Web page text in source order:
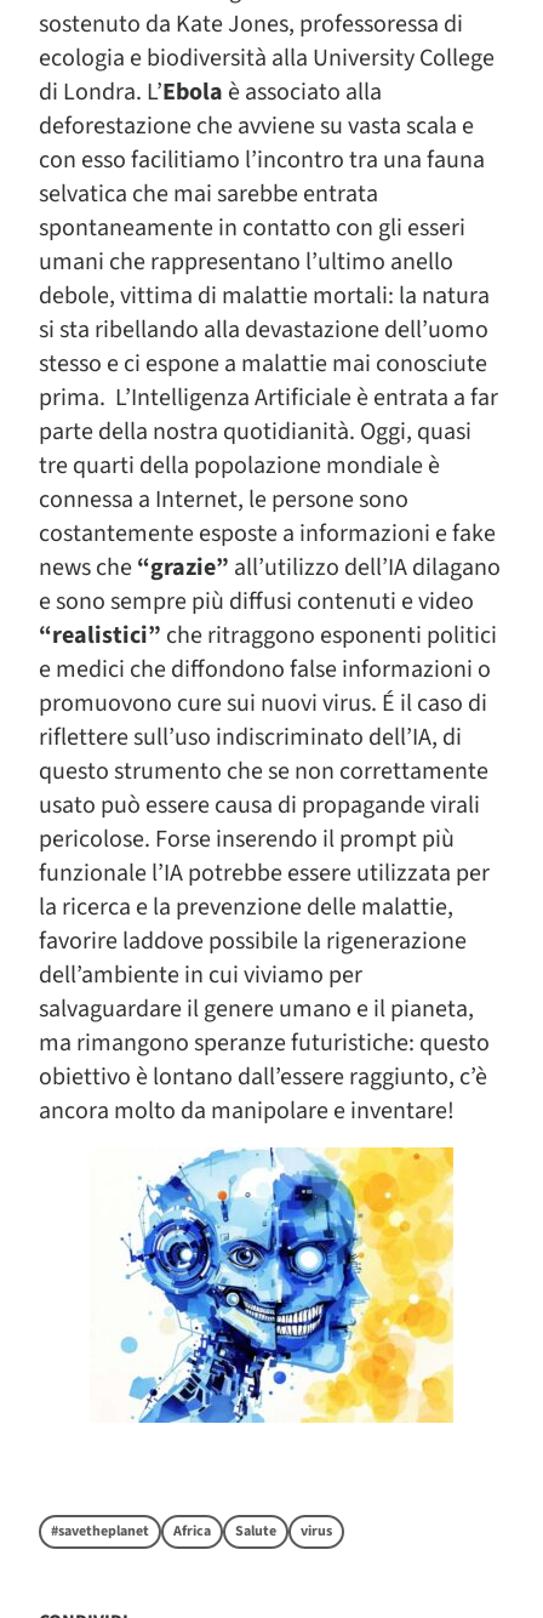
sostenuto da Kate Jones, professoressa di
ecologia e biodiversità alla University College
di Londra. L’Ebola è associato alla
deforestazione che avviene su vasta scala e
con esso facilitiamo l’incontro tra una fauna
selvatica che mai sarebbe entrata
spontaneamente in contatto con gli esseri
umani che rappresentano l’ultimo anello
debole, vittima di malattie mortali: la natura
si sta ribellando alla devastazione dell’uomo
stesso e ci espone a malattie mai conosciute
prima. L’Intelligenza Artificiale è entrata a far
parte della nostra quotidianità. Oggi, quasi
tre quarti della popolazione mondiale è
connessa a Internet, le persone sono
costantemente esposte a informazioni e fake
news che“grazie” all’utilizzo dell’IA dilagano
e sono sempre più diffusi contenuti e video
“realistici” che ritraggono esponenti politici
e medici che diffondono false informazioni o
promuovono cure sui nuovi virus. É il caso di
riflettere sull’uso indiscriminato dell’IA, di
questo strumento che se non correttamente
usato può essere causa di propagande virali
pericolose. Forse inserendo il prompt più
funzionale l’IA potrebbe essere utilizzata per
la ricerca e la prevenzione delle malattie,
favorire laddove possibile la rigenerazione
dell’ambiente in cui viviamo per
salvaguardare il genere umano e il pianeta,
ma rimangono speranze futuristiche: questo
obiettivo è lontano dall’essere raggiunto, c’è
ancora molto da manipolare e inventare!
#savetheplanet Africa Salute virus